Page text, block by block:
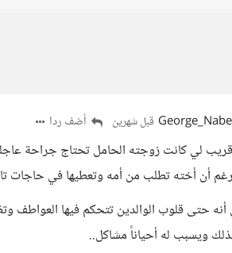
قبل شهرين أضف ردا
لي كانت زوجته الحامل تحتاج جراحة
أن أخته تطلب من أمه وتعطيها في حاجات
أنه حتى قلوب الوالدين تتحكم فيها
ويسبب له أحياناً مشاكل..